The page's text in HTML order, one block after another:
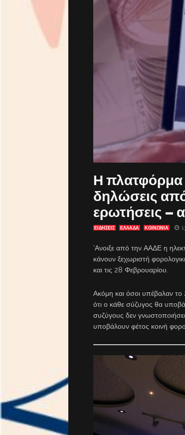
Η πλατφόρμα
δηλώσεις
ερωτήσεις –
ΕΙΔΗΣΕΙΣ ΕΛΛΑΔΑ ΚΟΙΝΩΝΙΑ
‘Ανοιξε από την ΑΑΔΕ η
κάνουν ξεχωριστή
και τις 28 Φεβρουαρίου.
Ακόμη και όσοι υπέβαλαν
ότι ο κάθε σύζυγος θα
συζύγους δεν
υποβάλουν φέτος κοινή